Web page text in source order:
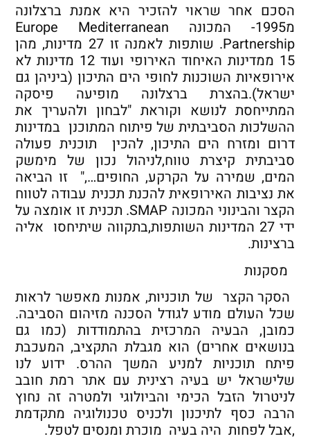
הסכם אחר שראוי להזכיר היא אמנת ברצלונה
מ1995- המכונה Europe Mediterranean
Partnership. שותפות לאמנה זו 27 מדינות, מהן
15 ממדינות האיחוד האירופי ועוד 12 מדינות לא
אירופאיות השוכנות לחופי הים התיכון (ביניהן גם
ישראל).בהצרת ברצלונה מופיעה פיסקה
המתייחסת לנושא וקוראת "לבחון ולהעריך את
ההשלכות הסביבתית של פיתוח המתוכנן במדינות
דרום ומזרח הים התיכון, להכין תוכנית פעולה
סביבתית קיצרת טווח,לניהול נכון של מימשק
המים, שמירה על הקרקע, החופים…," זו הביאה
את נציבות האירופאית להכנת תכנית עבודה לטווח
הקצר והבינוני המכונה SMAP. תכנית זו אומצה על
ידי 27 המדינות השותפות,בתקווה שיתיחסו אליה
ברצינות.
מסקנות
הסקר הקצר של תוכניות, אמנות מאפשר לראות
שכל העולם מודע לגודל הסכנה מזיהום הסביבה.
כמובן, הבעיה המרכזית בהתמודדות (כמו גם
בנושאים אחרים) הוא מגבלת התקציב, המעכבת
פיתח תוכניות למניע המשך ההרס. ידוע לנו
שלישראל יש בעיה רצינית עם אתר רמת חובב
לניטרול הזבל הכימי והביולוגי ולמטרה זה נחוץ
הרבה כסף לתיכנון ולכניס טכנולוגיה מתקדמת
,אבל לפחות היה בעיה מוכרת ומנסים לטפל.